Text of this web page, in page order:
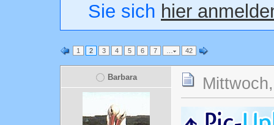
Sie sich hier
1 2 3 4 5 6 7 … 42
Barbara